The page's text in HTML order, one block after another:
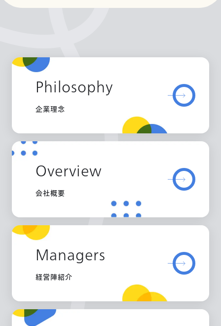
Philosophy
企業理念
Overview
会社概要
Managers
経営陣紹介